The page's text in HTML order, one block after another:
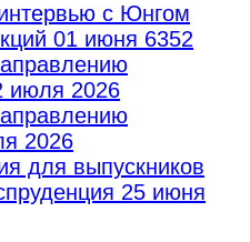
с Юнгом
01 июня 6352
июля 2026
2026
для выпускников
25 июня